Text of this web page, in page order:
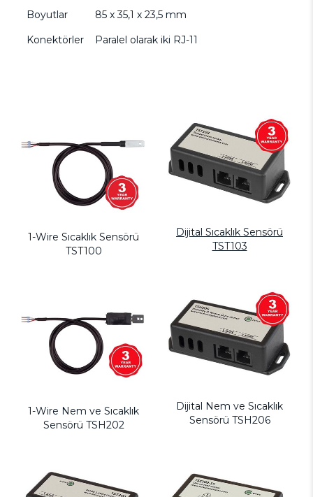
Boyutlar
85 x 35,1 x 23,5 mm
Konektörler
Paralel olarak iki RJ-11
1-Wire Sıcaklık Sensörü
TST100
Dijital Sıcaklık Sensörü
TST103
1-Wire Nem ve Sıcaklık
Sensörü TSH202
Dijital Nem ve Sıcaklık
Sensörü TSH206